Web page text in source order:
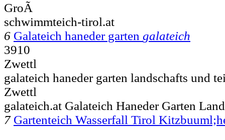
GroÃ
schwimmteich-tirol.at
6 Galateich haneder garten galateich
3910
Zwettl
galateich haneder garten landschafts und
Zwettl
galateich.at Galateich Haneder Garten
7 Gartenteich Wasserfall Tirol